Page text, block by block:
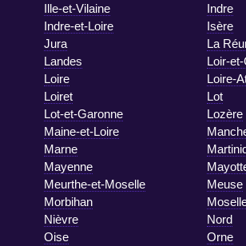
Ille-et-Vilaine
Indre
Indre-et-Loire
Isère
Jura
La
Landes
Loir-
Loire
Loire-
Loiret
Lot
Lot-et-Garonne
Lozère
Maine-et-Loire
Marne
Mayenne
Meurthe-et-Moselle
Meuse
Morbihan
Nièvre
Nord
Oise
Orne